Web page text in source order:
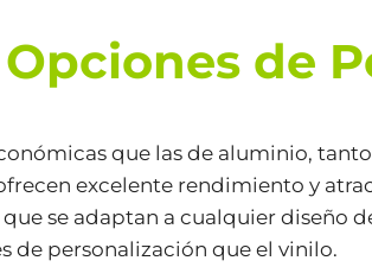
de
que las de aluminio,
excelente rendimiento y
se adaptan a cualquier
de personalización que el vinilo.